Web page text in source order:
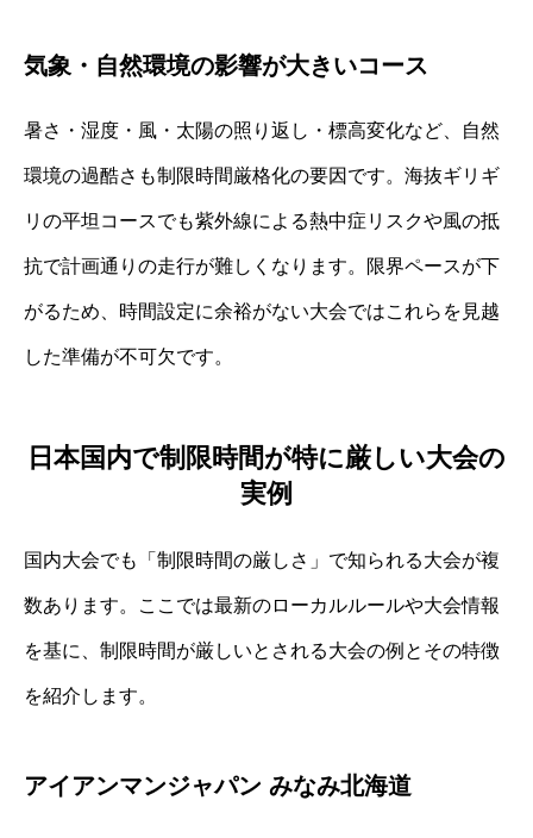
気象・自然環境の影響が大きいコース
暑さ・湿度・風・太陽の照り返し・標高変化など、自然
環境の過酷さも制限時間厳格化の要因です。海抜ギリギ
リの平坦コースでも紫外線による熱中症リスクや風の抵
抗で計画通りの走行が難しくなります。限界ペースが下
がるため、時間設定に余裕がない大会ではこれらを見越
した準備が不可欠です。
日本国内で制限時間が特に厳しい大会の
実例
国内大会でも「制限時間の厳しさ」で知られる大会が複
数あります。ここでは最新のローカルルールや大会情報
を基に、制限時間が厳しいとされる大会の例とその特徴
を紹介します。
アイアンマンジャパン みなみ北海道